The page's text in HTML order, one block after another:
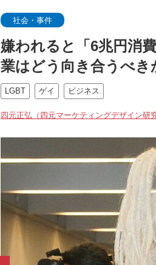
社会・事件
嫌われると「6兆円消
業はどう向き合うべき
LGBT ゲイ ビジネス
四元正弘（四元マーケティングデザイン研